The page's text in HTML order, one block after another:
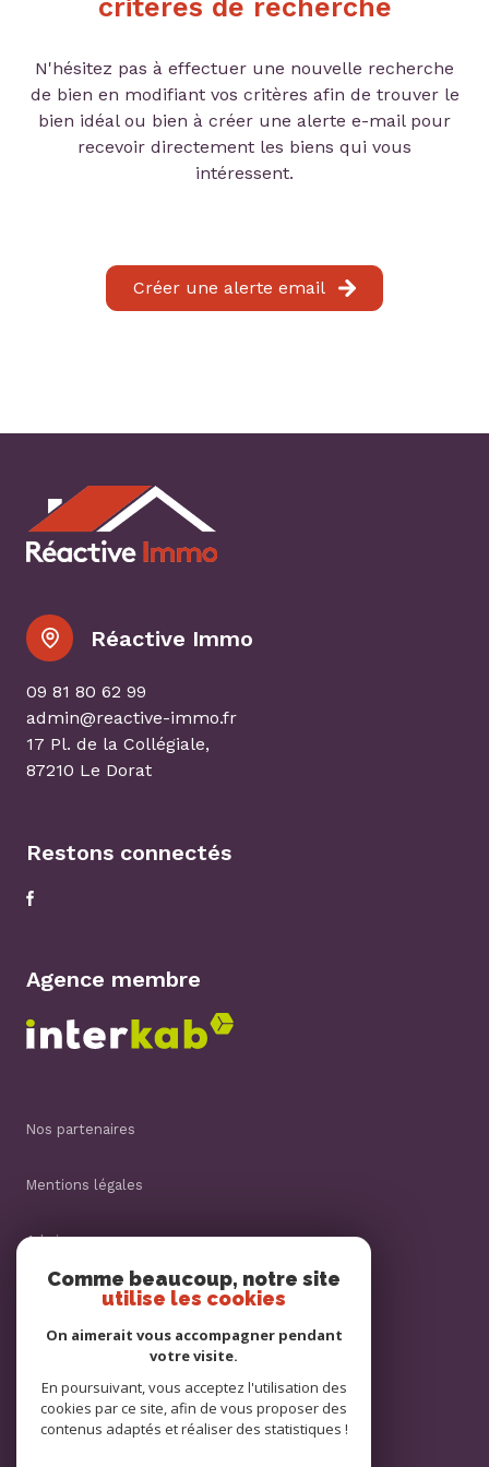
contact
rejoindre
critères de recherche
N'hésitez pas à effectuer une nouvelle recherche
de bien en modifiant vos critères afin de trouver le
bien idéal ou bien à créer une alerte e-mail pour
recevoir directement les biens qui vous
intéressent.
Créer une alerte email
Réactive Immo
09 81 80 62 99
admin@reactive-immo.fr
17 Pl. de la Collégiale,
87210 Le Dorat
Restons connectés
Agence membre
nos partenaires
mentions légales
admin
nos honoraires
cookies
Comme beaucoup, notre site
utilise les cookies
On aimerait vous accompagner pendant
votre visite.
En poursuivant, vous acceptez l'utilisation des
cookies par ce site, afin de vous proposer des
contenus adaptés et réaliser des statistiques !